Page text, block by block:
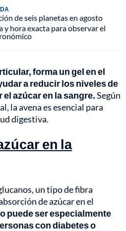
de seis planetas en agosto
y hora exacta para observar el
forma un gel en el
a reducir los niveles de
azúcar en la sangre.Según
la avena es esencial para
digestiva.
en la
un tipo de fibra
de azúcar en el
puede ser especialmente
con diabetes o